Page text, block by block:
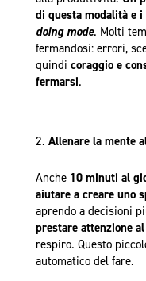
di questa modalità e
doing mode. Molti
fermandosi: errori,
quindi coraggio e
fermarsi.
Allenare la mente
Anche 10 minuti al
aiutare a creare uno
aprendo a decisioni
prestare attenzione
respiro. Questo
automatico del fare.